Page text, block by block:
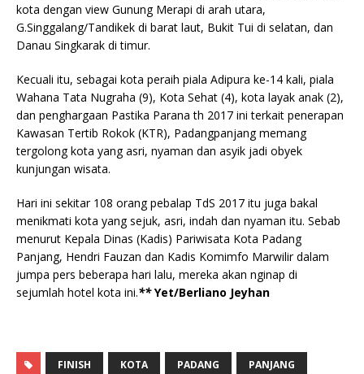
kota dengan view Gunung Merapi di arah utara,
G.Singgalang/Tandikek di barat laut, Bukit Tui di selatan, dan
Danau Singkarak di timur.
Kecuali itu, sebagai kota peraih piala Adipura ke-14 kali, piala
Wahana Tata Nugraha (9), Kota Sehat (4), kota layak anak (2),
dan penghargaan Pastika Parana th 2017 ini terkait penerapan
Kawasan Tertib Rokok (KTR), Padangpanjang memang
tergolong kota yang asri, nyaman dan asyik jadi obyek
kunjungan wisata.
Hari ini sekitar 108 orang pebalap TdS 2017 itu juga bakal
menikmati kota yang sejuk, asri, indah dan nyaman itu. Sebab
menurut Kepala Dinas (Kadis) Pariwisata Kota Padang
Panjang, Hendri Fauzan dan Kadis Komimfo Marwilir dalam
jumpa pers beberapa hari lalu, mereka akan nginap di
sejumlah hotel kota ini.**Yet/Berliano Jeyhan
FINISH KOTA PADANG PANJANG